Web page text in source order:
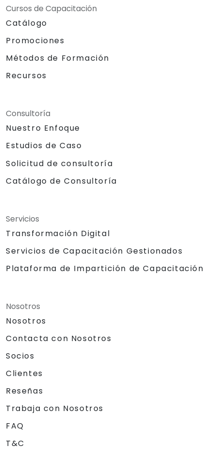
Cursos de Capacitación
Catálogo
Promociones
Métodos de Formación
Recursos
Consultoría
Nuestro Enfoque
Estudios de Caso
Solicitud de consultoría
Catálogo de Consultoría
Servicios
Transformación Digital
Servicios de Capacitación Gestionados
Plataforma de Impartición de Capacitación
Nosotros
Nosotros
Contacta con Nosotros
Socios
Clientes
Reseñas
Trabaja con Nosotros
FAQ
T&C